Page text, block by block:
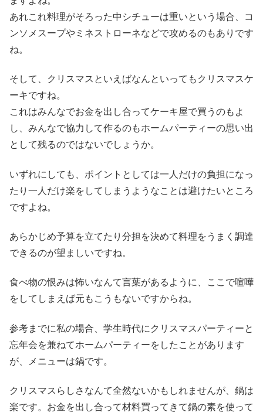
あれこれ料理がそろった中シチューは重いという場合、コ
ンソメスープやミネストローネなどで攻めるのもありです
ね。
そして、クリスマスといえばなんといってもクリスマスケ
ーキですね。
これはみんなでお金を出し合ってケーキ屋で買うのもよ
し、みんなで協力して作るのもホームパーティーの思い出
として残るのではないでしょうか。
いずれにしても、ポイントとしては一人だけの負担になっ
たり一人だけ楽をしてしまうようなことは避けたいところ
ですよね。
あらかじめ予算を立てたり分担を決めて料理をうまく調達
できるのが望ましいですね。
食べ物の恨みは怖いなんて言葉があるように、ここで喧嘩
をしてしまえば元もこうもないですからね。
参考までに私の場合、学生時代にクリスマスパーティーと
忘年会を兼ねてホームパーティーをしたことがあります
が、メニューは鍋です。
クリスマスらしさなんて全然ないかもしれませんが、鍋は
楽です。お金を出し合って材料買ってきて鍋の素を使って